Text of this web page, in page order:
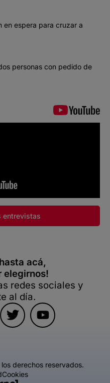
en espera para cruzar a
personas con pedido de
entrevistas
acá,
elegirnos!
redes sociales y
al día.
derechos reservados.
Cookies